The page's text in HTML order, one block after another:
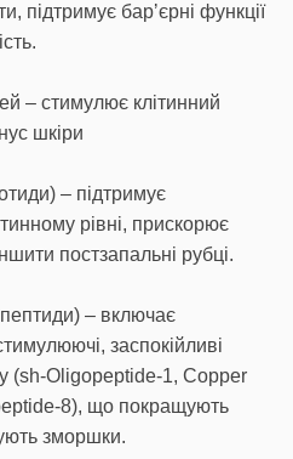
підтримує барʼєрні функції
– стимулює клітинний
шкіри
– підтримує
рівні, прискорює
постзапальні рубці.
– включає
заспокійливі
(sh-Oligopeptide-1, Copper
8), що покращують
зморшки.